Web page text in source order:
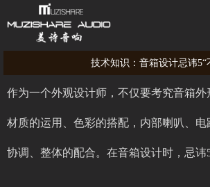
技术知识：音箱设计忌讳5“
作为一个外观设计师，不仅要考究音箱外
材质的运用、色彩的搭配，内部喇叭、电
协调、整体的配合。在音箱设计时，忌讳